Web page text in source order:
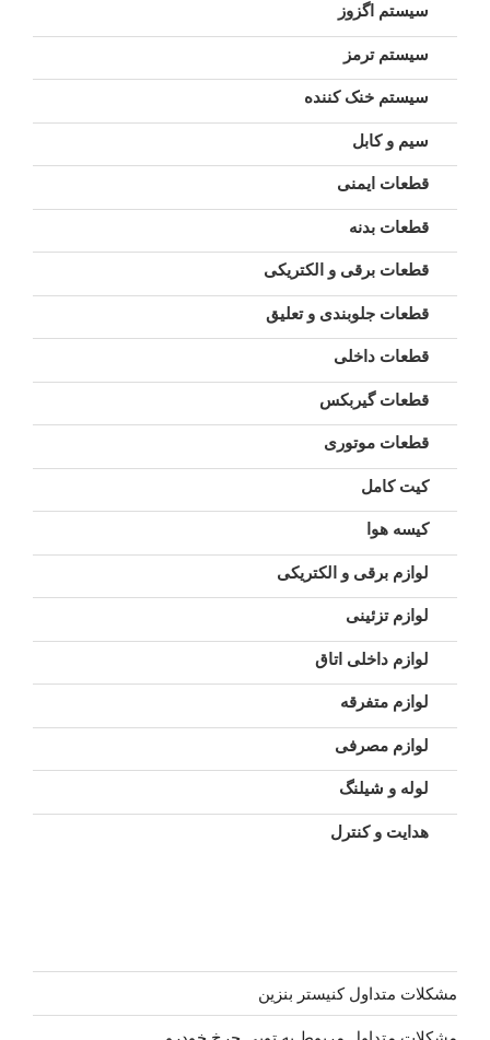
سیستم اگزوز
سیستم ترمز
سیستم خنک کننده
سیم و کابل
قطعات ایمنی
قطعات بدنه
قطعات برقی و الکتریکی
قطعات جلوبندی و تعلیق
قطعات داخلی
قطعات گیربکس
قطعات موتوری
کیت کامل
کیسه هوا
لوازم برقی و الکتریکی
لوازم تزئینی
لوازم داخلی اتاق
لوازم متفرقه
لوازم مصرفی
لوله و شیلنگ
هدایت و کنترل
مشکلات متداول کنیستر بنزین